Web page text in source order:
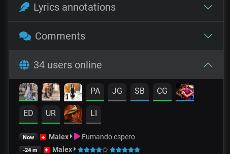
Lyrics annotations
Comments
34 users online
PA JG SB CG
ED UR LI
Now Malex Fumando espero
-24 m Malex